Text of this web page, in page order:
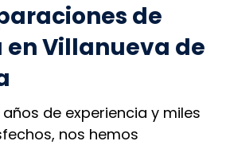
de
en Villanueva de
de experiencia y miles
nos hemos